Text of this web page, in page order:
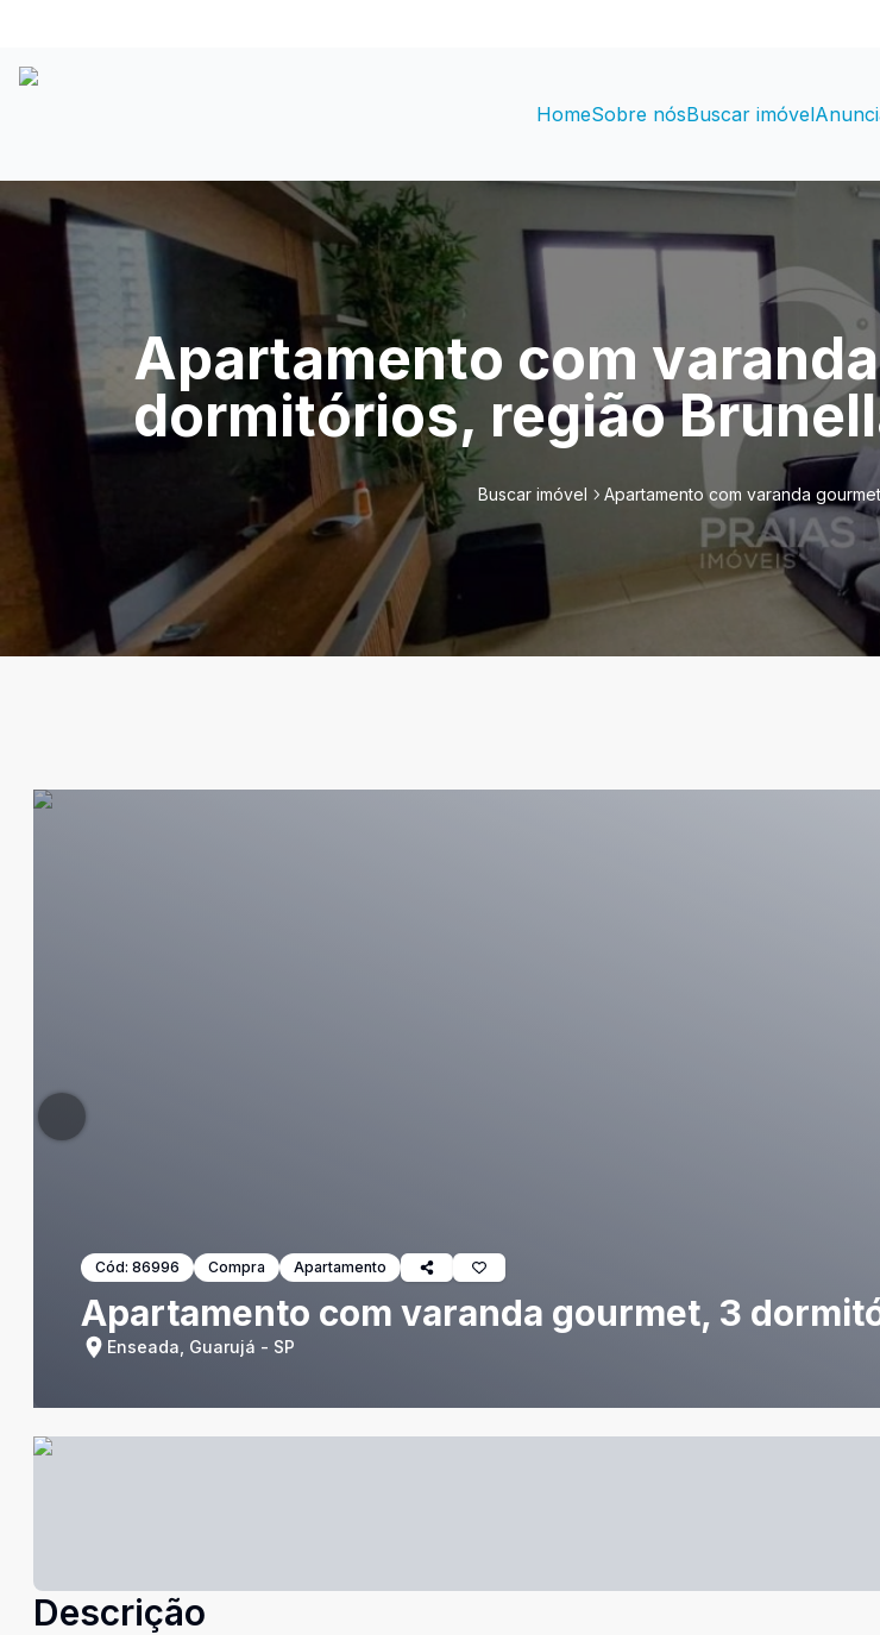
HomeSobre nósBuscar imóvel
Apartamento com
dormitórios, região
Buscar imóvel Apartamento com varanda
Cód: 86996 Compra Apartamento
Apartamento com varanda gourmet, 3
Enseada, Guarujá - SP
Descrição